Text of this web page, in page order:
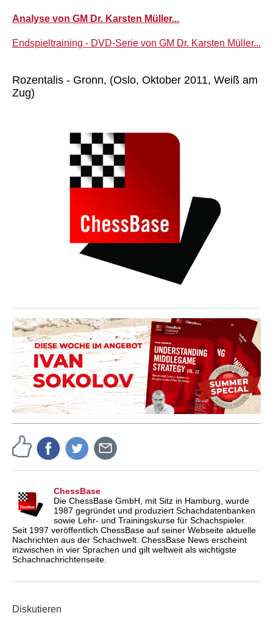
Analyse von GM Dr. Karsten Müller...
Endspieltraining - DVD-Serie von GM Dr. Karsten Müller...
Rozentalis - Gronn, (Oslo, Oktober 2011, Weiß am
Zug)
ChessBase
Die ChessBase GmbH, mit Sitz in Hamburg, wurde
1987 gegründet und produziert Schachdatenbanken
sowie Lehr- und Trainingskurse für Schachspieler.
Seit 1997 veröffentlich ChessBase auf seiner Webseite aktuelle
Nachrichten aus der Schachwelt. ChessBase News erscheint
inzwischen in vier Sprachen und gilt weltweit als wichtigste
Schachnachrichtenseite.
Diskutieren